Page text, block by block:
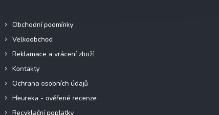
Obchodní podmínky
Velkoobchod
Reklamace a vrácení zboží
Kontakty
Ochrana osobních údajů
Heureka - ověřené recenze
Recyklační poplatky